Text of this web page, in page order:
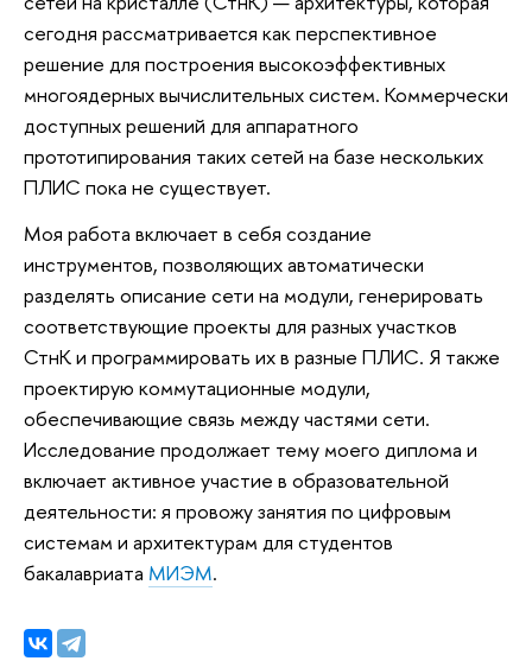
сегодня рассматривается как перспективное
решение для построения высокоэффективных
многоядерных вычислительных систем. Коммерчески
доступных решений для аппаратного
прототипирования таких сетей на базе нескольких
ПЛИС пока не существует.
Моя работа включает в себя создание
инструментов, позволяющих автоматически
разделять описание сети на модули, генерировать
соответствующие проекты для разных участков
СтнК и программировать их в разные ПЛИС. Я также
проектирую коммутационные модули,
обеспечивающие связь между частями сети.
Исследование продолжает тему моего диплома и
включает активное участие в образовательной
деятельности: я провожу занятия по цифровым
системам и архитектурам для студентов
бакалавриата МИЭМ.